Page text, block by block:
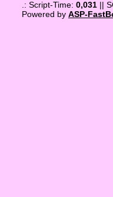
.: Script-Time: 0,031 ||
Powered by ASP-